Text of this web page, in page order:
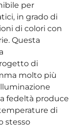
per
in grado di
di colori con
Questa
di
molto più
fedeltà produce
di
stesso